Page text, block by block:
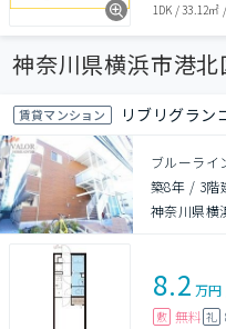
1DK /33.12㎡ /
神奈川県横浜市港
賃貸マンション リブリグラン
ブルーライ
築8年 / 3階
神奈川県横
8.2 万円
敷 無料 礼